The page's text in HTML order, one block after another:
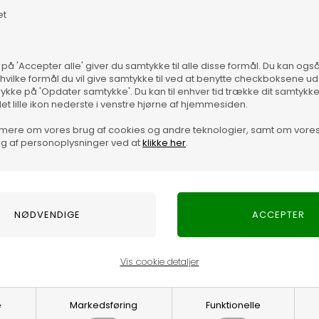
'Accepter alle' giver du samtykke til alle disse formål. Du kan
formål du vil give samtykke til ved at benytte checkboksene
på 'Opdater samtykke'. Du kan til enhver tid trække dit
lille ikon nederste i venstre hjørne af hjemmesiden.
om vores brug af cookies og andre teknologier, samt om
af personoplysninger ved atklikke her.
Markedsføring Funktionelle
Vis cookie detaljer
Optjen 3% i